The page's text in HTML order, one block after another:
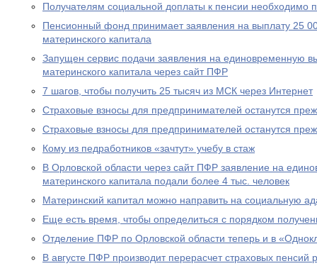
Получателям социальной доплаты к пенсии необходимо
Пенсионный фонд принимает заявления на выплату 25
материнского капитала
Запущен сервис подачи заявления на единовременную
материнского капитала через сайт ПФР
7 шагов, чтобы получить 25 тысяч из МСК через Интернет
Страховые взносы для предпринимателей останутся
Страховые взносы для предпринимателей останутся
Кому из педработников «зачтут» учебу в стаж
В Орловской области через сайт ПФР заявление на
материнского капитала подали более 4 тыс. человек
Материнский капитал можно направить на социальную
Еще есть время, чтобы определиться с порядком
Отделение ПФР по Орловской области теперь и в
В августе ПФР производит перерасчет страховых